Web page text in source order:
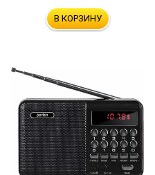
В КОРЗИНУ